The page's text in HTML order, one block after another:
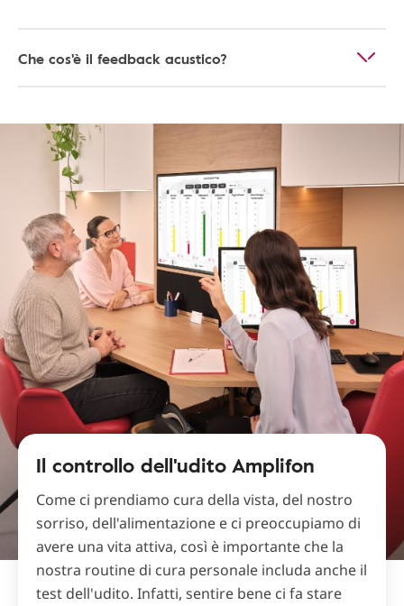
Che cos'è il feedback acustico?
Il controllo dell'udito Amplifon
Come ci prendiamo cura della vista, del nostro
sorriso, dell'alimentazione e ci preoccupiamo di
avere una vita attiva, così è importante che la
nostra routine di cura personale includa anche il
test dell'udito. Infatti, sentire bene ci fa stare